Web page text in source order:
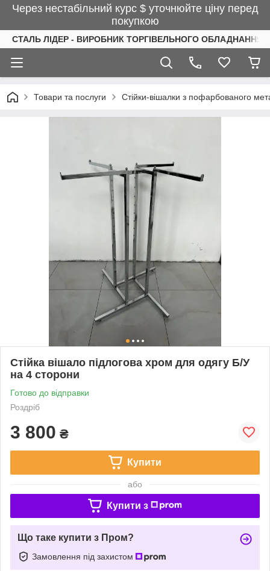
Через нестабільний курс $ уточнюйте ціну перед
покупкою
СТАЛЬ ЛІДЕР - ВИРОБНИК ТОРГІВЕЛЬНОГО ОБЛАДНАННЯ
Товари та послуги Стійки-вішалки з пофарбованого
Стійка вішало підлогова хром для одягу Б/У
на 4 сторони
Готово до відправки
Роздріб
3 800 ₴
Купити
або
Купити з
Що таке купити з Пром?
Замовлення під захистом